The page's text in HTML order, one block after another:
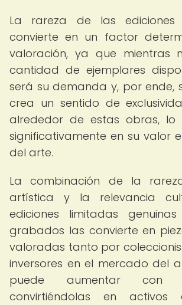
La rareza de las ediciones
convierte en un factor
valoración, ya que mientras
cantidad de ejemplares
será su demanda y, por ende,
crea un sentido de
alrededor de estas obras, lo
significativamente en su valor
del arte.
La combinación de la
artística y la relevancia
ediciones limitadas
grabados las convierte en
valoradas tanto por
inversores en el mercado del
puede aumentar con
convirtiéndolas en activos